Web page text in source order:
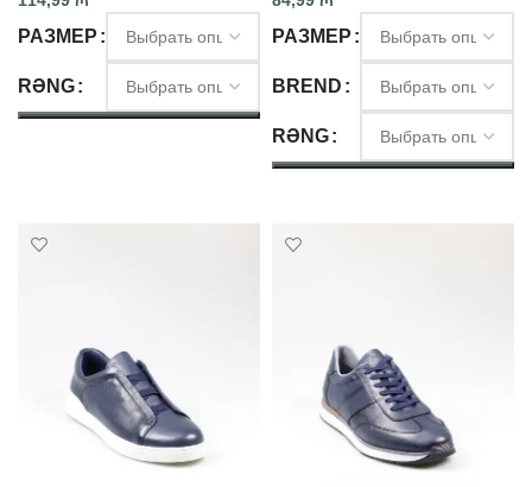
РАЗМЕР
RƏNG
РАЗМЕР
BREND
RƏNG